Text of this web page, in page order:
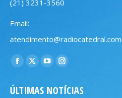
(21) 3231-3560
Email:
Encontre-nos em:
Facebook
opens
X
opens
YouTube
opens
Instagram
opens
ÚLTIMAS NOTÍCIAS